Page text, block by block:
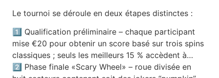
Le tournoi se déroule en deux étapes distinctes :
1️⃣ Qualification préliminaire – chaque participant
mise €20 pour obtenir un score basé sur trois spins
classiques ; seuls les meilleurs 15 % accèdent à…
2️⃣ Phase finale «Scary Wheel» – roue divisée en